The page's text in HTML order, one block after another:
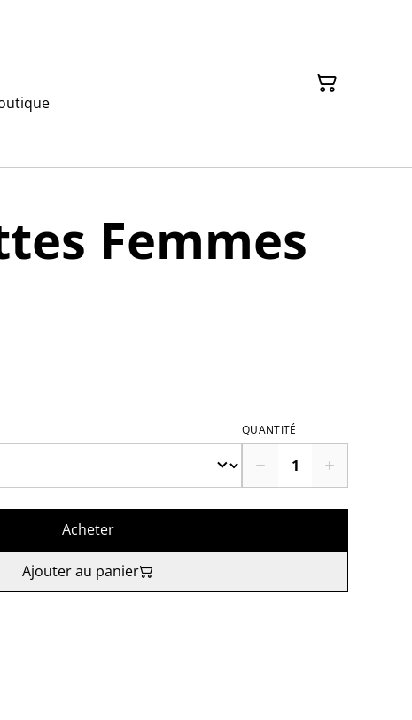
Femmes
QUANTITÉ
Acheter
Ajouter au panier